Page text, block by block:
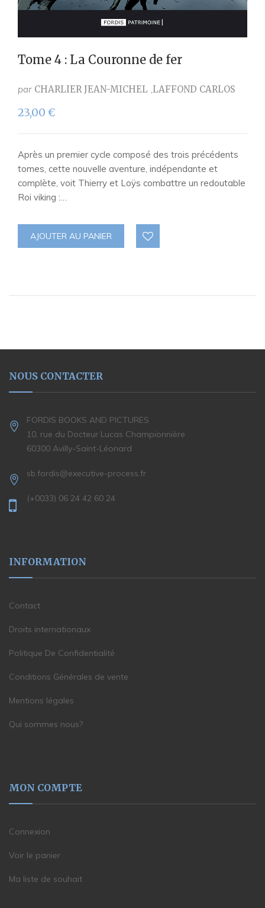
Tome 4 : La Couronne de fer
par CHARLIER JEAN-MICHEL LAFFOND CARLOS
23,00 €
Après un premier cycle composé des trois précédents
tomes, cette nouvelle aventure, indépendante et
complète, voit Thierry et Loÿs combattre un redoutable
Roi viking :…
AJOUTER AU PANIER
NOUS CONTACTER
FORDIS BOOKS AND PICTURES
10, rue du Docteur Lucas Championnière
60300 Avilly-Saint-Léonard
sb.fordis@executive-process.fr
(+0033) 06 24 42 60 24
INFORMATION
Contact
Droits internationaux
Politique De Confidentialité
Conditions Générales de vente
Mentions légales
Qui sommes nous?
MON COMPTE
Connexion
Voir le panier
Ma liste de souhait